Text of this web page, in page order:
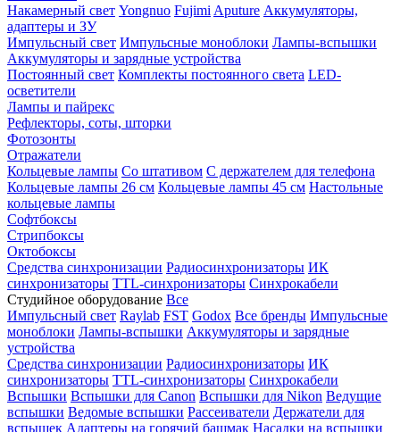
Накамерный свет Yongnuo Fujimi Aputure Аккумуляторы,
адаптеры и ЗУ
Импульсный свет Импульсные моноблоки Лампы-вспышки
Аккумуляторы и зарядные устройства
Постоянный свет Комплекты постоянного света LED-
осветители
Лампы и пайрекс
Рефлекторы, соты, шторки
Фотозонты
Отражатели
Кольцевые лампы Со штативом С держателем для телефона
Кольцевые лампы 26 см Кольцевые лампы 45 см Настольные
кольцевые лампы
Софтбоксы
Стрипбоксы
Октобоксы
Средства синхронизации Радиосинхронизаторы ИК
синхронизаторы TTL-синхронизаторы Синхрокабели
Студийное оборудование Все
Импульсный свет Raylab FST Godox Все бренды Импульсные
моноблоки Лампы-вспышки Аккумуляторы и зарядные
устройства
Средства синхронизации Радиосинхронизаторы ИК
синхронизаторы TTL-синхронизаторы Синхрокабели
Вспышки Вспышки для Canon Вспышки для Nikon Ведущие
вспышки Ведомые вспышки Рассеиватели Держатели для
вспышек Адаптеры на горячий башмак Насадки на вспышки